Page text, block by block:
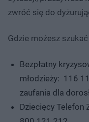
zwróć się do
Gdzie możesz
Bezpłatny
młodzieży: 116
zaufania dla
Dziecięcy Telefon